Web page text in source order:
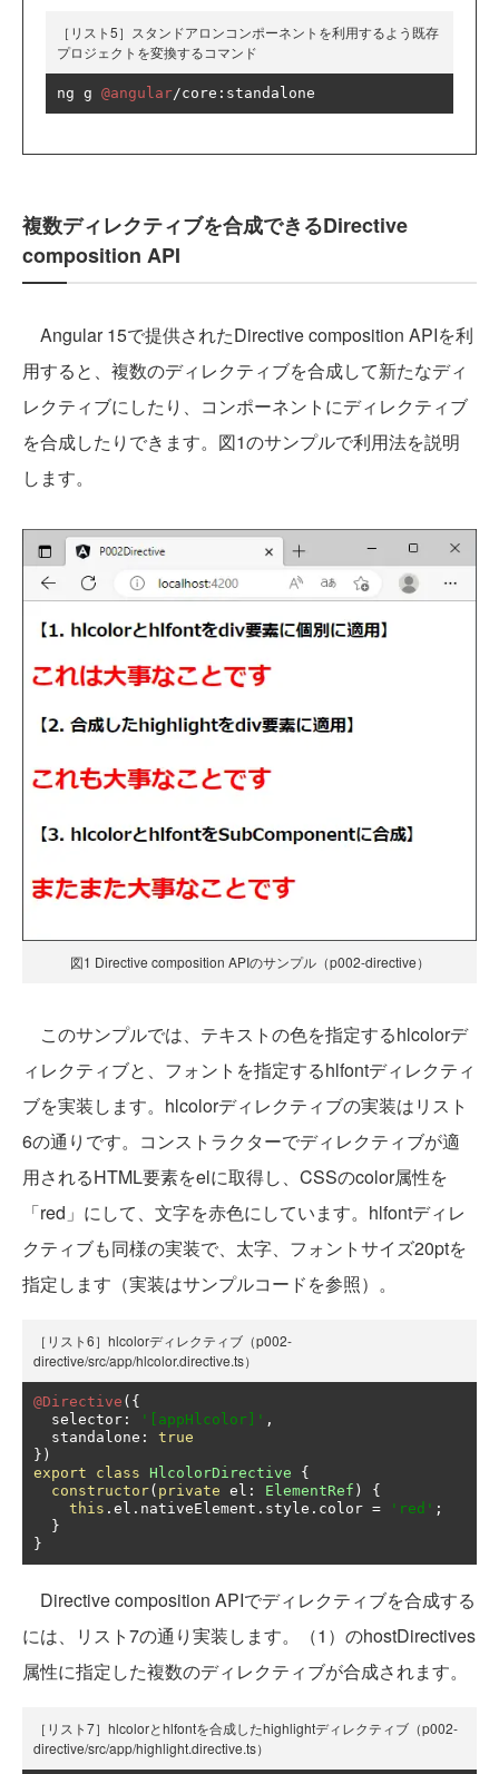
［リスト5］スタンドアロンコンポーネントを利用するよう既存
プロジェクトを変換するコマンド
ng g @angular/core : standalone
複数ディレクティブを合成できるDirective
composition API
Angular 15で提供されたDirective composition APIを利
用すると、複数のディレクティブを合成して新たなディ
レクティブにしたり、コンポーネントにディレクティブ
を合成したりできます。図1のサンプルで利用法を説明
します。
図1 Directive composition APIのサンプル（p002-directive）
このサンプルでは、テキストの色を指定するhlcolorデ
ィレクティブと、フォントを指定するhlfontディレクティ
ブを実装します。hlcolorディレクティブの実装はリスト
6の通りです。コンストラクターでディレクティブが適
用されるHTML要素をelに取得し、CSSのcolor属性を
「red」にして、文字を赤色にしています。hlfontディレ
クティブも同様の実装で、太字、フォントサイズ20ptを
指定します（実装はサンプルコードを参照）。
［リスト6］hlcolorディレクティブ（p002-
directive/src/app/hlcolor.directive.ts）
@Directive ({
  selector
: '[appHlcolor]' ,
  standalone
:
true
})
export
class HlcolorDirective
{
constructor( private el : ElementRef )
{
this . el . nativeElement . style . color = 'red' ;
}
}
Directive composition APIでディレクティブを合成する
には、リスト7の通り実装します。（1）のhostDirectives
属性に指定した複数のディレクティブが合成されます。
［リスト7］hlcolorとhlfontを合成したhighlightディレクティブ（p002-
directive/src/app/highlight.directive.ts）